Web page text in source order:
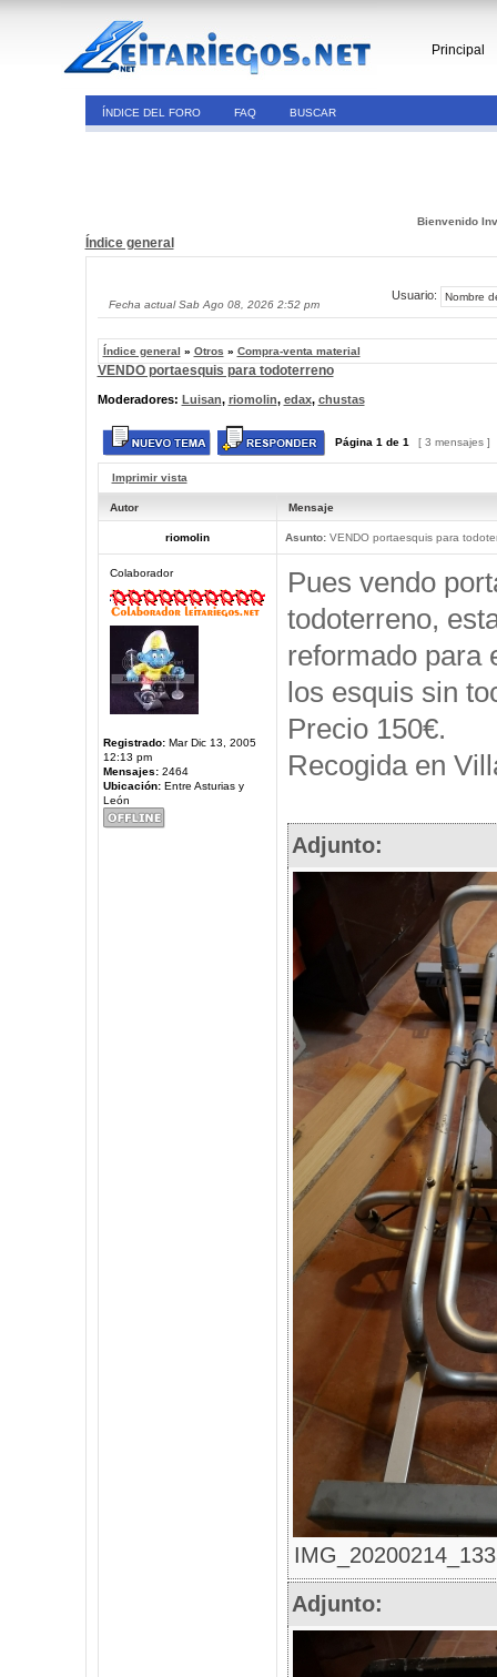
Principal
ÍNDICE DEL FORO FAQ BUSCAR
Bienvenido
Índice general
Fecha actual Sab Ago 08, 2026 2:52 pm
Usuario:
Índice general » Otros » Compra-venta material
VENDO portaesquis para todoterreno
Moderadores: Luisan, riomolin, edax, chustas
Página 1 de 1 [ 3 mensajes ]
Imprimir vista
Autor Mensaje
riomolin Asunto:VENDO portaesquis para
Colaborador
Registrado:Mar Dic 13, 2005
12:13 pm
Mensajes:2464
Ubicación:Entre Asturias y
León
Pues vendo
todoterreno,
reformado para
los esquis sin
Precio 150€.
Recogida en
Adjunto:
Adjunto: